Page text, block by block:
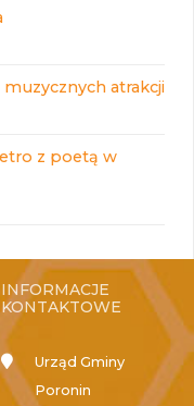
atrakcji
z poetą w
INFORMACJE
KONTAKTOWE
Urząd Gminy
Poronin